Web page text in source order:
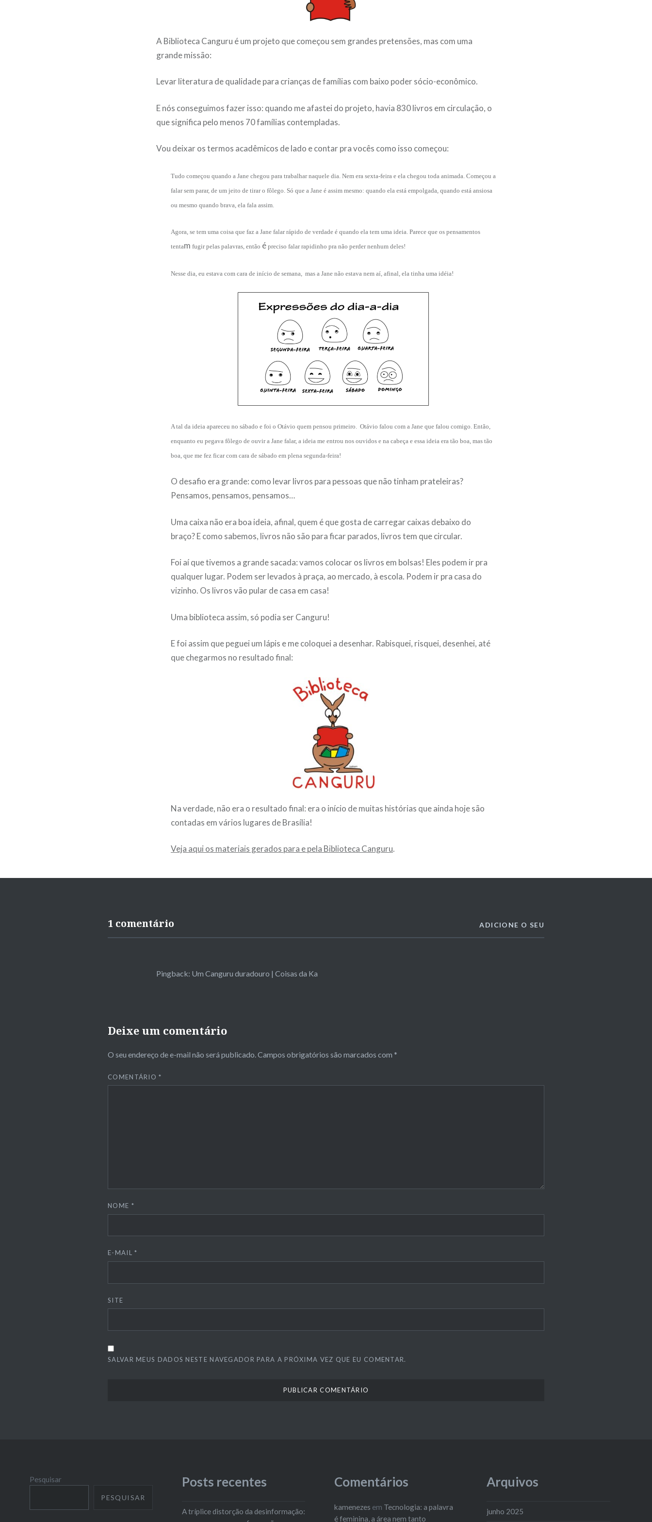
A Biblioteca Canguru é um projeto que começou sem grandes pretensões, mas com uma
grande missão:
Levar literatura de qualidade para crianças de famílias com baixo poder sócio-econômico.
E nós conseguimos fazer isso: quando me afastei do projeto, havia 830 livros em circulação, o
que significa pelo menos 70 famílias contempladas.
Vou deixar os termos acadêmicos de lado e contar pra vocês como isso começou:
Tudo começou quando a Jane chegou para trabalhar naquele dia. Nem era sexta-feira e ela chegou toda animada. Começou a
falar sem parar, de um jeito de tirar o fôlego. Só que a Jane é assim mesmo: quando ela está empolgada, quando está ansiosa
ou mesmo quando brava, ela fala assim.
Agora, se tem uma coisa que faz a Jane falar rápido de verdade é quando ela tem uma ideia. Parece que os pensamentos
tentam fugir pelas palavras, então é preciso falar rapidinho pra não perder nenhum deles!
Nesse dia, eu estava com cara de início de semana, mas a Jane não estava nem aí, afinal, ela tinha uma idéia!
A tal da ideia apareceu no sábado e foi o Otávio quem pensou primeiro. Otávio falou com a Jane que falou comigo. Então,
enquanto eu pegava fôlego de ouvir a Jane falar, a ideia me entrou nos ouvidos e na cabeça e essa ideia era tão boa, mas tão
boa, que me fez ficar com cara de sábado em plena segunda-feira!
O desafio era grande: como levar livros para pessoas que não tinham prateleiras?
Pensamos, pensamos, pensamos…
Uma caixa não era boa ideia, afinal, quem é que gosta de carregar caixas debaixo do
braço? E como sabemos, livros não são para ficar parados, livros tem que circular.
Foi aí que tivemos a grande sacada: vamos colocar os livros em bolsas! Eles podem ir pra
qualquer lugar. Podem ser levados à praça, ao mercado, à escola. Podem ir pra casa do
vizinho. Os livros vão pular de casa em casa!
Uma biblioteca assim, só podia ser Canguru!
E foi assim que peguei um lápis e me coloquei a desenhar. Rabisquei, risquei, desenhei, até
que chegarmos no resultado final:
Na verdade, não era o resultado final: era o início de muitas histórias que ainda hoje são
contadas em vários lugares de Brasília!
Veja aqui os materiais gerados para e pela Biblioteca Canguru.
1 comentário ADICIONE O SEU
Pingback: Um Canguru duradouro | Coisas da Ka
Deixe um comentário
O seu endereço de e-mail não será publicado. Campos obrigatórios são marcados com *
COMENTÁRIO*
NOME *
E-MAIL*
SITE
SALVAR MEUS DADOS NESTE NAVEGADOR PARA A PRÓXIMA VEZ QUE EU COMENTAR.
Pesquisar
PESQUISAR
Posts recentes
A tríplice distorção da desinformação:
Comentários
kamenezes em Tecnologia: a palavra
é feminina, a área nem tanto
Arquivos
junho 2025